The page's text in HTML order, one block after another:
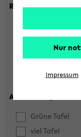
Raumkriterien:
max. Plätze:
Ausstattung:
Grüne Tafel
viel Tafel
Nur
Impressum